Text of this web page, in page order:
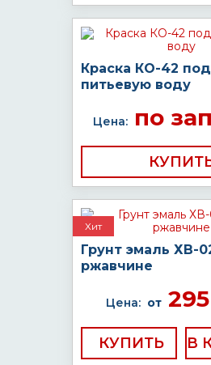
Краска КО-42 под
питьевую воду
Цена:по
Хит
Грунт эмаль ХВ-
ржавчине
Цена: от295
КУПИТЬ